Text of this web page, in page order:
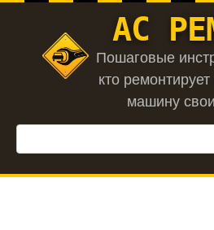
Перейти
АС
Пошаговые
кто
машину
Поиск: